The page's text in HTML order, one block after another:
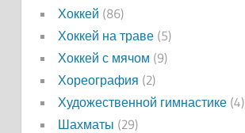
Хоккей (86)
Хоккей на траве(5)
Хоккей с мячом (9)
Хореография (2)
Художественной гимнастике(4)
Шахматы (29)